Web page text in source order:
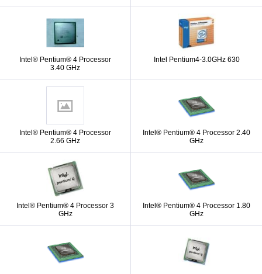
Intel® Pentium® 4 Processor
3.40 GHz
Intel Pentium4-3.0GHz 630
Intel® Pentium® 4 Processor
2.66 GHz
Intel® Pentium® 4 Processor 2.40
GHz
Intel® Pentium® 4 Processor 3
GHz
Intel® Pentium® 4 Processor 1.80
GHz